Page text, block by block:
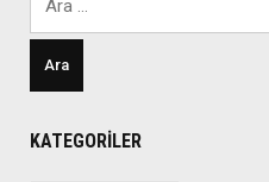
KATEGORILER